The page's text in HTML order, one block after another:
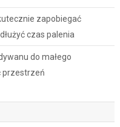
zapobiegać
czas palenia
do małego
przestrzeń